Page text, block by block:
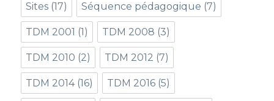
Sites (17) Séquence pédagogique (7)
TDM 2001 (1) TDM 2008 (3)
TDM 2010 (2) TDM 2012 (7)
TDM 2014(16) TDM 2016 (5)